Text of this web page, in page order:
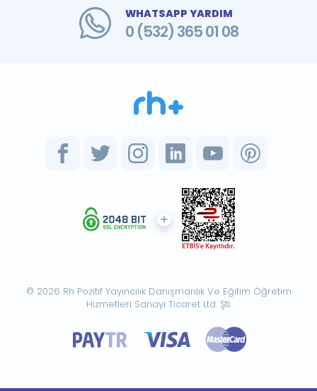
WHATSAPP YARDIM
0 (532) 365 01 08
© 2026 Rh Pozitif Yayıncılık Danışmanlık Ve Eğitim Öğretim
Hizmetleri Sanayi Ticaret Ltd. Şti.